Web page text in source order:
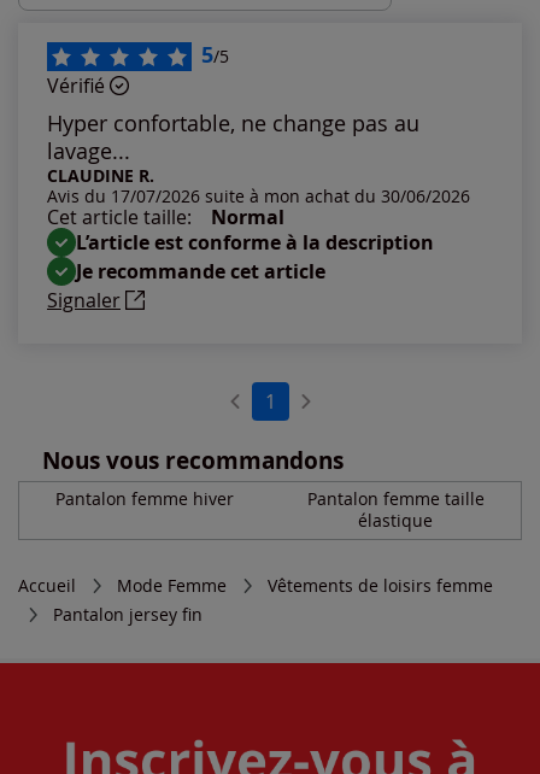
Les plus récents
Les plus anciens
Notes les plus élevées
Notes les plus basses
5/5
Vérifié
Hyper confortable, ne change pas au
lavage...
CLAUDINE R.
Avis du 17/07/2026 suite à mon achat du 30/06/2026
Cet article taille:
Normal
L’article est conforme à la description
Je recommande cet article
Signaler
1
Nous vous recommandons
Pantalon femme hiver
Pantalon femme taille
élastique
Accueil Mode Femme
Vêtements de loisirs femme
Pantalon jersey fin